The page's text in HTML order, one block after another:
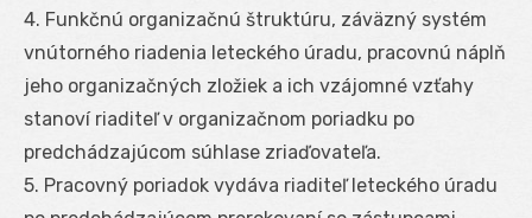
4. Funkčnú organizačnú štruktúru, záväzný systém
vnútorného riadenia leteckého úradu, pracovnú náplň
jeho organizačných zložiek a ich vzájomné vzťahy
stanoví riaditeľ v organizačnom poriadku po
predchádzajúcom súhlase zriaďovateľa.
5. Pracovný poriadok vydáva riaditeľ leteckého úradu